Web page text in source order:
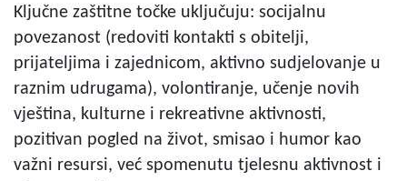
Ključne zaštitne točke uključuju: socijalnu
povezanost (redoviti kontakti s obitelji,
prijateljima i zajednicom, aktivno sudjelovanje u
raznim udrugama), volontiranje, učenje novih
vještina, kulturne i rekreativne aktivnosti,
pozitivan pogled na život, smisao i humor kao
važni resursi, već spomenutu tjelesnu aktivnost i